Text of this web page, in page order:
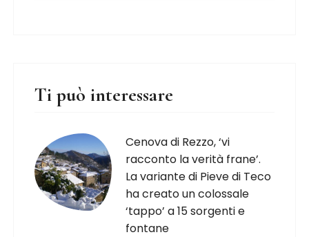
Ti può interessare
Cenova di Rezzo, ‘vi
racconto la verità frane’.
La variante di Pieve di Teco
ha creato un colossale
‘tappo’ a 15 sorgenti e
fontane